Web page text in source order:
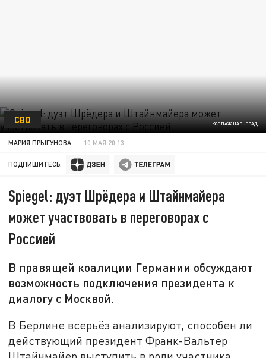
КОЛЛАЖ ЦАРЬГРАД
СВО
МАРИЯ ПРЫГУНОВА 10 МАЯ 20:13
ПОДПИШИТЕСЬ:
Spiegel: дуэт Шрёдера и Штайнмайера
может участвовать в переговорах с
Россией
В правящей коалиции Германии обсуждают
возможность подключения президента к
диалогу с Москвой.
В Берлине всерьёз анализируют, способен ли
действующий президент Франк-Вальтер